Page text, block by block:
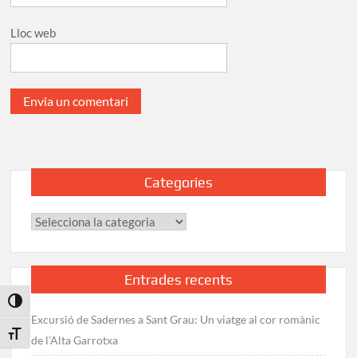
Toggle High Contrast
Toggle Font size
Lloc web
Categories
Categories
Entrades recents
Excursió de Sadernes a Sant Grau: Un viatge al cor romànic
de l’Alta Garrotxa